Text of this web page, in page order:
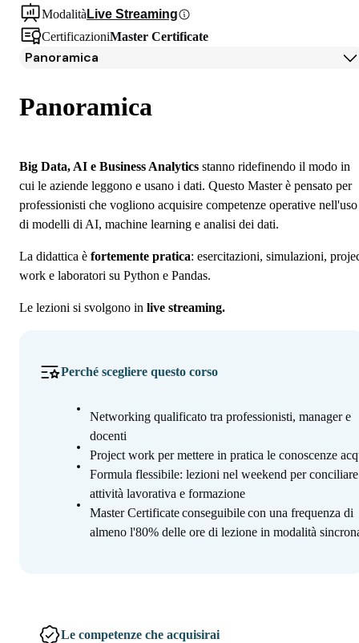
Modalità Live Streaming
CertificazioniMaster Certificate
Panoramica
Programma
Docenti
Borse di studio e finanziamenti
Open Day
Domande frequenti
Panoramica
Big Data, AI e Business Analytics stanno ridefinendo il modo in
cui le aziende leggono e usano i dati. Questo Master è pensato per
professionisti che vogliono acquisire competenze operative nell'uso
di modelli di AI, machine learning e analisi dei dati.
La didattica è fortemente pratica: esercitazioni, simulazioni,
work e laboratori su Python e Pandas.
Le lezioni si svolgono in live streaming.
Perché scegliere questo corso
Networking qualificato tra professionisti, manager e
docenti
Project work per mettere in pratica le conoscenze
Formula flessibile: lezioni nel weekend per conciliare
attività lavorativa e formazione
Master Certificate conseguibile con una frequenza di
almeno l'80% delle ore di lezione in modalità
Le competenze che acquisirai